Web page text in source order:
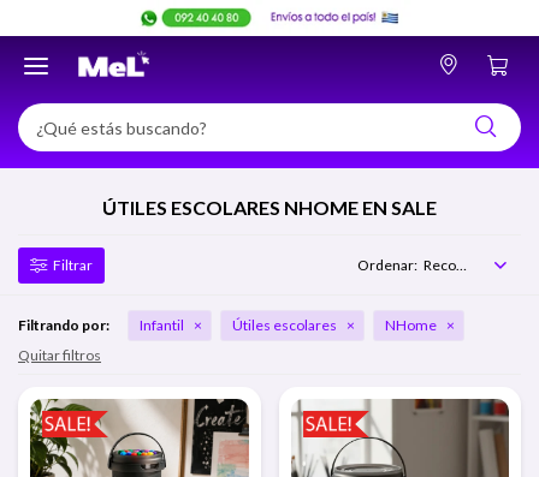

ÚTILES ESCOLARES NHOME EN SALE
Recomendados
Filtrando por: Infantil Útiles escolares
NHome
Quitar filtros